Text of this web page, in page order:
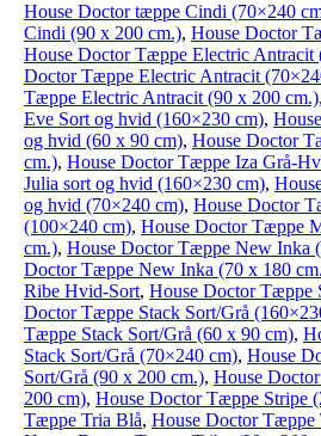
House Doctor tæppe Cindi (70×240
Cindi (90 x 200 cm.), House Doctor
House Doctor Tæppe Electric Antracit
Doctor Tæppe Electric Antracit
Tæppe Electric Antracit (90 x 200 cm.),
Eve Sort og hvid (160×230 cm),
og hvid (60 x 90 cm), House Doctor
cm.), House Doctor Tæppe Iza Grå-
Julia sort og hvid (160×230 cm),
og hvid (70×240 cm), House Doctor
(100×240 cm), House Doctor Tæppe
cm.), House Doctor Tæppe New Inka
Doctor Tæppe New Inka (70 x 180
Ribe Hvid-Sort, House Doctor Tæppe
Doctor Tæppe Stack Sort/Grå
Tæppe Stack Sort/Grå (60 x 90 cm),
Stack Sort/Grå (70×240 cm), House
Sort/Grå (90 x 200 cm.), House
200 cm), House Doctor Tæppe Stripe
Tæppe Tria Blå, House Doctor Tæppe